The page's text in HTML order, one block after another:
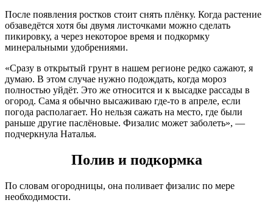
После появления ростков стоит снять плёнку. Когда растение
обзаведётся хотя бы двумя листочками можно сделать
пикировку, а через некоторое время и подкормку
минеральными удобрениями.
«Сразу в открытый грунт в нашем регионе редко сажают, я
думаю. В этом случае нужно подождать, когда мороз
полностью уйдёт. Это же относится и к высадке рассады в
огород. Сама я обычно высаживаю где-то в апреле, если
погода располагает. Но нельзя сажать на место, где были
раньше другие паслёновые. Физалис может заболеть», —
подчеркнула Наталья.
Полив и подкормка
По словам огородницы, она поливает физалис по мере
необходимости.